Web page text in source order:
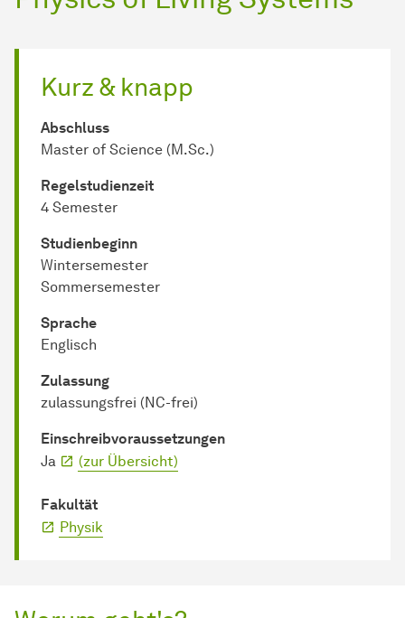
Kurz & knapp
Abschluss
Master of Science (M.Sc.)
Regel­studienzeit
4 Semester
Studienbeginn
Wintersemester
Sommersemester
Sprache
Englisch
Zulassung
zulassungsfrei (NC-frei)
Einschreib­voraussetzungen
Ja
(zur Übersicht)
Fakultät
Physik